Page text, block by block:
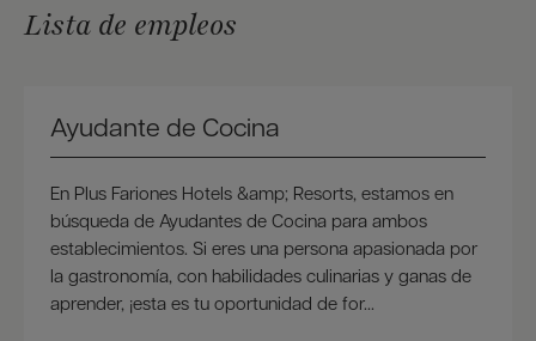
Lista de empleos
Ayudante de Cocina
En Plus Fariones Hotels &amp; Resorts, estamos en
búsqueda de Ayudantes de Cocina para ambos
establecimientos. Si eres una persona apasionada por
la gastronomía, con habilidades culinarias y ganas de
aprender, ¡esta es tu oportunidad de for...